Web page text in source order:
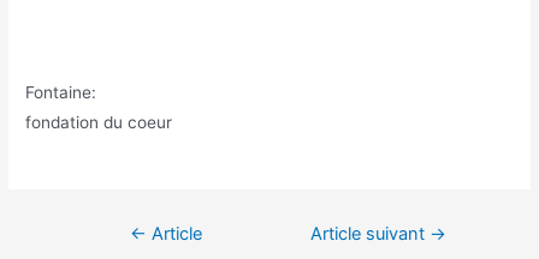
Fontaine:
fondation du coeur
Navigation← Article
Article suivant →